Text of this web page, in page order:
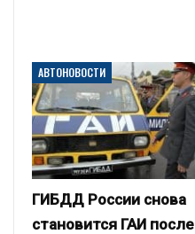
АВТОНОВОСТИ
ГИБДД России снова
становится ГАИ после